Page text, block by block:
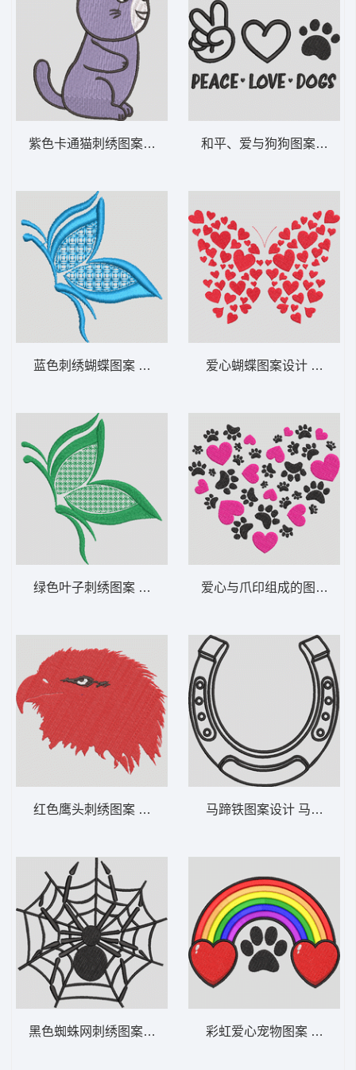
紫色卡通猫刺绣图案 可爱的小猫咪坐着-DST
蓝色刺绣蝴蝶图案 优雅的蝴蝶装饰-DST格式
绿色叶子刺绣图案 格子翅蝶-DST格式
红色鹰头刺绣图案 凶猛的鹰头-DST格式
黑色蜘蛛网刺绣图案 网上的蜘蛛-DST格式
和平、爱与狗狗图案 和平
爱心蝴蝶图案设计 心之
爱心与爪印组成的图案 爪
马蹄铁图案设计 马蹄铁-
彩虹爱心宠物图案 彩虹